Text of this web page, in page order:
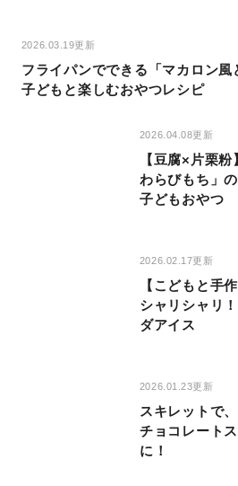
2026.03.19更新
フライパンでできる「マカロン風
子どもと楽しむおやつレシピ
2026.04.08更新
【豆腐×片栗
わらびもち」
子どもおやつ
2026.02.17更新
【こどもと手
シャリシャリ
ダアイス
2026.01.23更新
スキレットで
チョコレート
に！